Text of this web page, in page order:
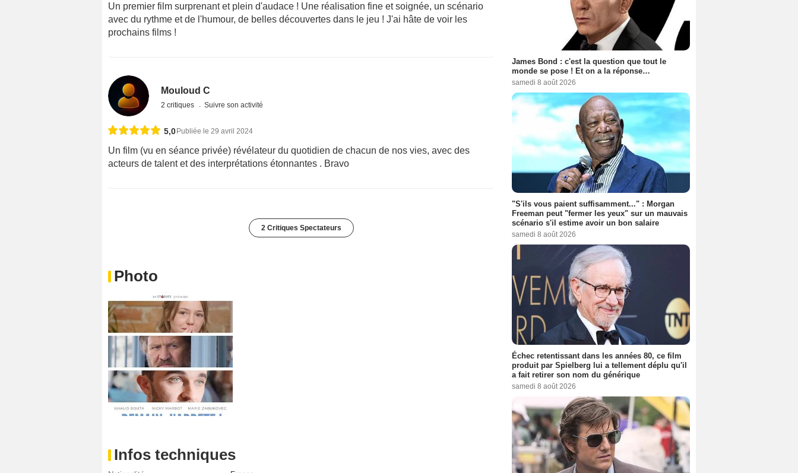
Un premier film surprenant et plein d'audace ! Une réalisation fine et soignée, un scénario
avec du rythme et de l'humour, de belles découvertes dans le jeu ! J'ai hâte de voir les
prochains films !
Mouloud C
2 critiques Suivre son activité
5,0 Publiée le 29 avril 2024
Un film (vu en séance privée) révélateur du quotidien de chacun de nos vies, avec des
acteurs de talent et des interprétations étonnantes . Bravo
2 Critiques Spectateurs
Photo
Infos techniques
James Bond : c'est la question que tout le
monde se pose ! Et on a la réponse…
samedi 8 août 2026
"S'ils vous paient suffisamment..." : Morgan
Freeman peut "fermer les yeux" sur un mauvais
scénario s'il estime avoir un bon salaire
samedi 8 août 2026
Échec retentissant dans les années 80, ce film
produit par Spielberg lui a tellement déplu qu'il
a fait retirer son nom du générique
samedi 8 août 2026